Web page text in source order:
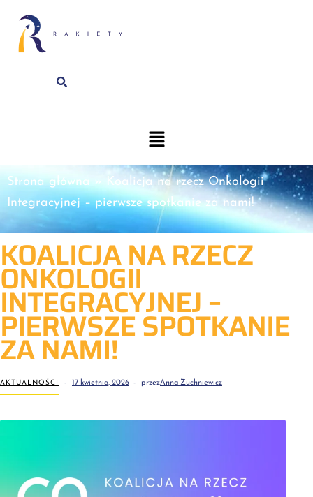
Strona główna » Koalicja na rzecz Onkologii
Integracyjnej – pierwsze spotkanie za nami!
KOALICJA NA RZECZ
ONKOLOGII
INTEGRACYJNEJ –
PIERWSZE SPOTKANIE
ZA NAMI!
AKTUALNOŚCI 17 kwietnia, 2026 przezAnna Żuchniewicz